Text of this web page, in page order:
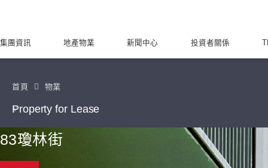
集團資訊 地產物業 新聞中心 投資者關係
首頁 物業
Property for Lease
83瓊林街